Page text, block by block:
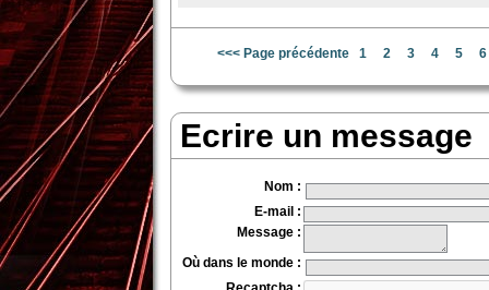
<<< Page précédente 1 2 3 4 5 6
Ecrire un message
Nom :
E-mail :
Message :
Où dans le monde :